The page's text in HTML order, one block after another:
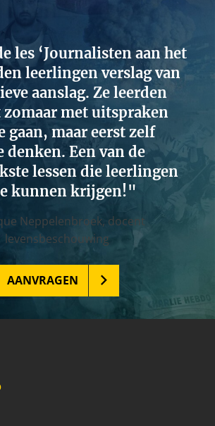
les ‘Journalisten aan het
leerlingen verslag van
aanslag. Ze leerden
met uitspraken
gaan, maar eerst zelf
denken. Een van de
lessen die leerlingen
kunnen krijgen!
Neppelenbroek, docent
levensbeschouwing
AANVRAGEN